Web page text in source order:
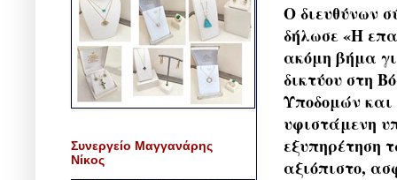
Ο διευθύνων
δήλωσε «Η
ακόμη βήμα
δικτύου στη
Υποδομών και
υφιστάμενη
εξυπηρέτηση
αξιόπιστο,
Συνεργείο Μαγγανάρης
Νίκος